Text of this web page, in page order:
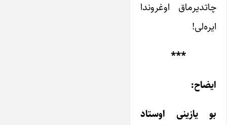
چاتدیرماق اوغروندا
ایره‌لی!
***
ایضاح:
بو یازینی اوستاد